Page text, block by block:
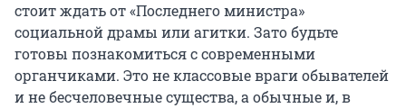
стоит ждать от «Последнего министра»
социальной драмы или агитки. Зато будьте
готовы познакомиться с современными
органчиками. Это не классовые враги обывателей
и не бесчеловечные существа, а обычные и, в